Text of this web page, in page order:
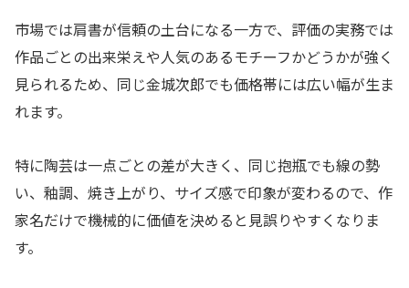
市場では肩書が信頼の土台になる一方で、評価の実務では
作品ごとの出来栄えや人気のあるモチーフかどうかが強く
見られるため、同じ金城次郎でも価格帯には広い幅が生ま
れます。
特に陶芸は一点ごとの差が大きく、同じ抱瓶でも線の勢
い、釉調、焼き上がり、サイズ感で印象が変わるので、作
家名だけで機械的に価値を決めると見誤りやすくなりま
す。